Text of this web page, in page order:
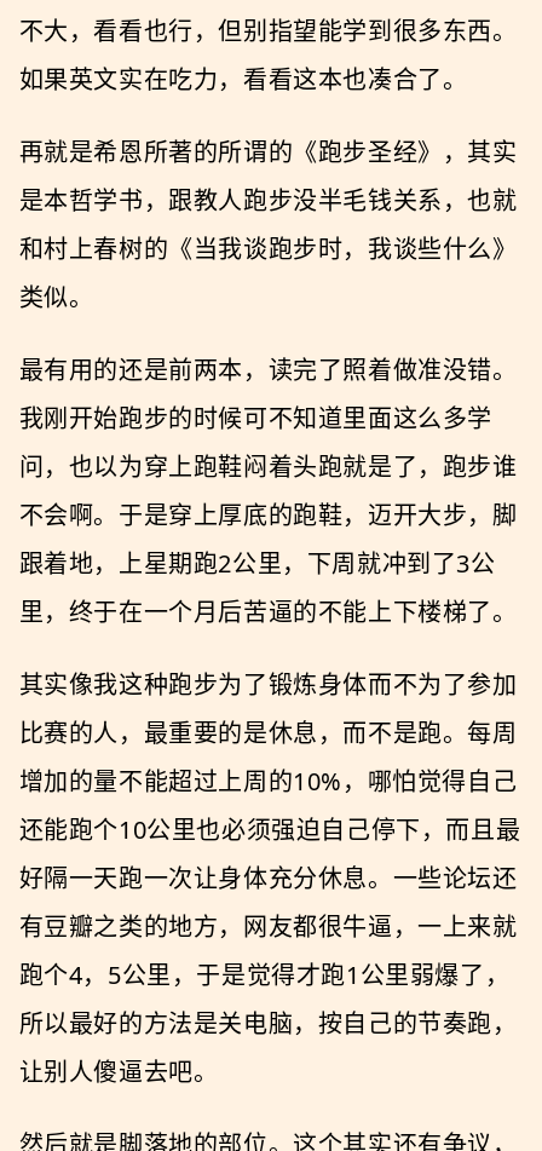
不大，看看也行，但别指望能学到很多东西。
如果英文实在吃力，看看这本也凑合了。
再就是希恩所著的所谓的《跑步圣经》，其实
是本哲学书，跟教人跑步没半毛钱关系，也就
和村上春树的《当我谈跑步时，我谈些什么》
类似。
最有用的还是前两本，读完了照着做准没错。
我刚开始跑步的时候可不知道里面这么多学
问，也以为穿上跑鞋闷着头跑就是了，跑步谁
不会啊。于是穿上厚底的跑鞋，迈开大步，脚
跟着地，上星期跑2公里，下周就冲到了3公
里，终于在一个月后苦逼的不能上下楼梯了。
其实像我这种跑步为了锻炼身体而不为了参加
比赛的人，最重要的是休息，而不是跑。每周
增加的量不能超过上周的10%，哪怕觉得自己
还能跑个10公里也必须强迫自己停下，而且最
好隔一天跑一次让身体充分休息。一些论坛还
有豆瓣之类的地方，网友都很牛逼，一上来就
跑个4，5公里，于是觉得才跑1公里弱爆了，
所以最好的方法是关电脑，按自己的节奏跑，
让别人傻逼去吧。
然后就是脚落地的部位。这个其实还有争议，